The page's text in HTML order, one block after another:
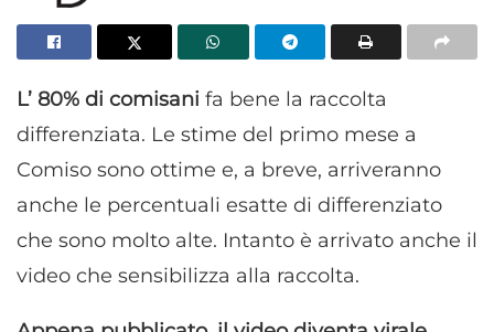
L’ 80% di comisani fa bene la raccolta
differenziata. Le stime del primo mese a
Comiso sono ottime e, a breve, arriveranno
anche le percentuali esatte di differenziato
che sono molto alte. Intanto è arrivato anche il
video che sensibilizza alla raccolta.